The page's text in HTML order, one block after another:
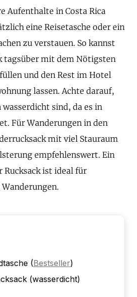
Aufenthalte in Costa Rica
eine Reisetasche oder ein
zu verstauen. So kannst
tagsüber mit dem Nötigsten
und den Rest im Hotel
lassen. Achte darauf,
wasserdicht sind, da es in
Für Wanderungen in den
mit viel Stauraum
empfehlenswert. Ein
ist ideal für
(Bestseller)
(wasserdicht)